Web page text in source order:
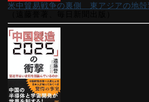
米中貿易戦争の裏側 東アジアの地殻